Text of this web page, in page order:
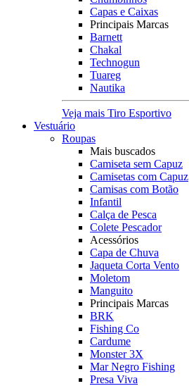
Capas e Caixas
Principais Marcas
Barnett
Chakal
Technogun
Tuareg
Nautika
Veja mais Tiro Esportivo
Vestuário
Roupas
Mais buscados
Camiseta sem Capuz
Camisetas com Capuz
Camisas com Botão
Infantil
Calça de Pesca
Colete Pescador
Acessórios
Capa de Chuva
Jaqueta Corta Vento
Moletom
Manguito
Principais Marcas
BRK
Fishing Co
Cardume
Monster 3X
Mar Negro Fishing
Presa Viva